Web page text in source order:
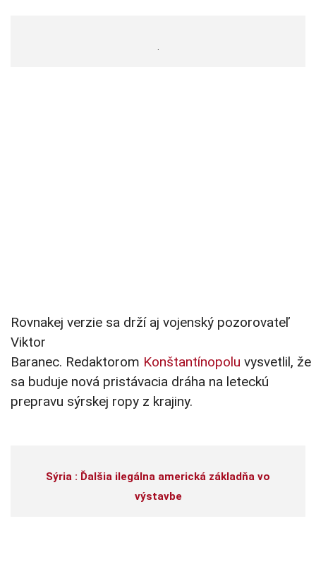
.
Rovnakej verzie sa drží aj vojenský pozorovateľ
Viktor
Baranec. Redaktorom Konštantínopolu vysvetlil, že
sa buduje nová pristávacia dráha na leteckú
prepravu sýrskej ropy z krajiny.
Sýria : Ďalšia ilegálna americká základňa vo
výstavbe